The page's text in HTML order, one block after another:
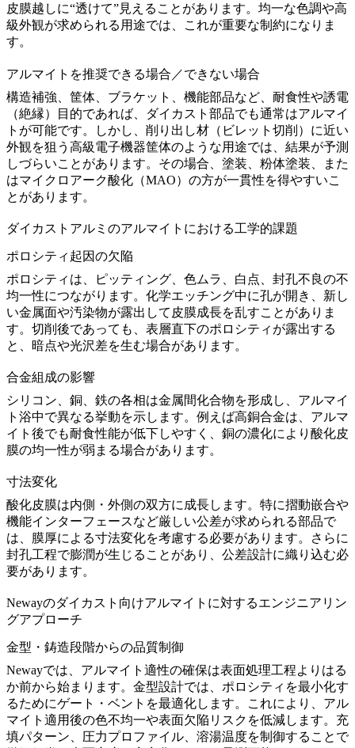
皮膜越しに“透けて”見えることがあります。均一な色調や高
級外観が求められる用途では、これが重要な制約になりま
す。
アルマイトを推奨できる場合／できない場合
構造補強、筐体、ブラケット、機能部品など、耐食性や誘電
（絶縁）目的であれば、ダイカスト部品でも通常はアルマイ
トが可能です。しかし、削り出し材（ビレット切削）に近い
外観を狙う高級電子機器筐体のような用途では、結果が予測
しづらいことがあります。その場合、塗装、粉体塗装、また
はマイクロアーク酸化（MAO）の方が一貫性を得やすいこ
とがあります。
ダイカストアルミのアルマイトにおける工学的課題
ポロシティ起因の欠陥
ポロシティは、ピッティング、色ムラ、白点、封孔不良の不
均一性につながります。化学エッチング中に孔が開き、新し
い金属面や汚染物が露出して皮膜成長を乱すことがありま
す。切削後であっても、表層直下のポロシティが露出する
と、暗点や光沢差を生む場合があります。
合金組成の影響
シリコン、銅、鉄の各相は金属間化合物を形成し、アルマイ
ト浴中で異なる挙動を示します。例えば高銅合金は、アルマ
イト後でも耐食性能が低下しやすく、銅の濃化により酸化皮
膜の均一性が弱まる場合があります。
寸法変化
酸化皮膜は内側・外側の双方に成長します。特に摺動嵌合や
機能インターフェースなど厳しい公差が求められる部品で
は、膜厚による寸法変化を考慮する必要があります。さらに
封孔工程で膨潤が生じることがあり、公差設計に織り込む必
要があります。
Newayのダイカスト向けアルマイトに対するエンジニアリン
グアプローチ
金型・鋳造段階からの品質制御
Newayでは、アルマイト適性の確保は表面処理工程よりはる
か前から始まります。金型設計では、ポロシティを最小化す
るためにゲート・ベントを最適化します。これにより、アル
マイト適用後の色不均一や表面欠陥リスクを低減します。充
填パターン、圧力プロファイル、溶湯温度を制御することで